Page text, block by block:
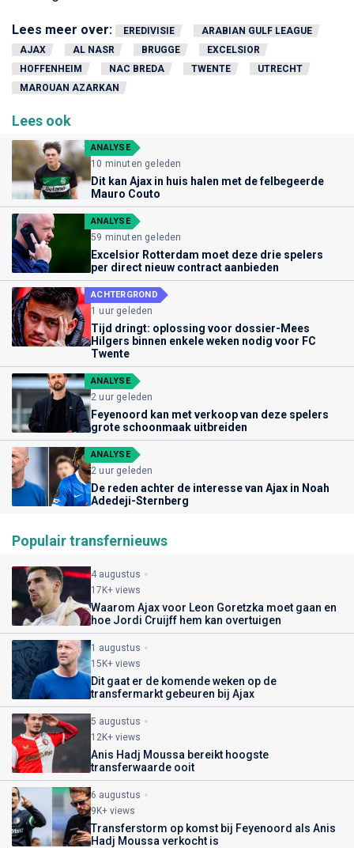
Lees meer over: EREDIVISIE
ARABIAN GULF LEAGUE
AJAX
AL NASR BRUGGE
EXCELSIOR
HOFFENHEIM
NAC BREDA TWENTE
UTRECHT
MAROUAN AZARKAN
Lees ook
ANALYSE
10 minuten geleden
Dit kan Ajax in huis halen met de felbegeerde
Mauro Couto
ANALYSE
59 minuten geleden
Excelsior Rotterdam moet deze drie spelers
per direct nieuw contract aanbieden
ACHTERGROND
1 uur geleden
Tijd dringt: oplossing voor dossier-Mees
Hilgers binnen enkele weken nodig voor FC
Twente
ANALYSE
2 uur geleden
Feyenoord kan met verkoop van deze spelers
grote schoonmaak uitbreiden
ANALYSE
2 uur geleden
De reden achter de interesse van Ajax in Noah
Adedeji-Sternberg
Populair transfernieuws
4 augustus
17K+ views
Waarom Ajax voor Leon Goretzka moet gaan en
hoe Jordi Cruijff hem kan overtuigen
1 augustus
15K+ views
Dit gaat er de komende weken op de
transfermarkt gebeuren bij Ajax
5 augustus
12K+ views
Anis Hadj Moussa bereikt hoogste
transferwaarde ooit
6 augustus
9K+ views
Transferstorm op komst bij Feyenoord als Anis
Hadj Moussa verkocht is